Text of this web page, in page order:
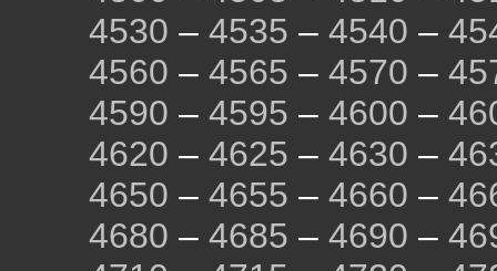
4530 – 4535 – 4540 –
4560 – 4565 – 4570 –
4590 – 4595 – 4600 –
4620 – 4625 – 4630 –
4650 – 4655 – 4660 –
4680 – 4685 – 4690 –